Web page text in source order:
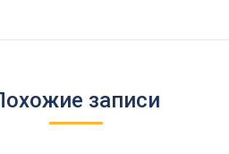
записи